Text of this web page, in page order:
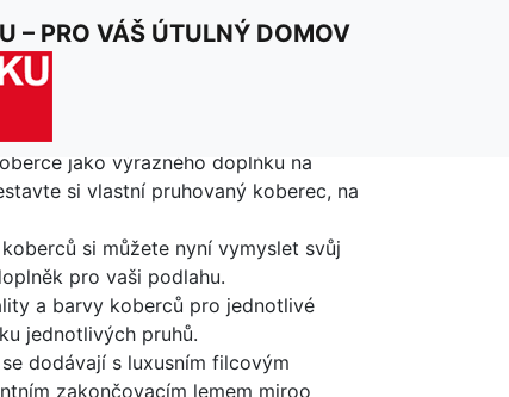
– PRO VÁŠ ÚTULNÝ DOMOV
jako výrazného doplňku na
si vlastní pruhovaný koberec, na
si můžete nyní vymyslet svůj
pro vaši podlahu.
a barvy koberců pro jednotlivé
jednotlivých pruhů.
dodávají s luxusním filcovým
zakončovacím lemem miroo